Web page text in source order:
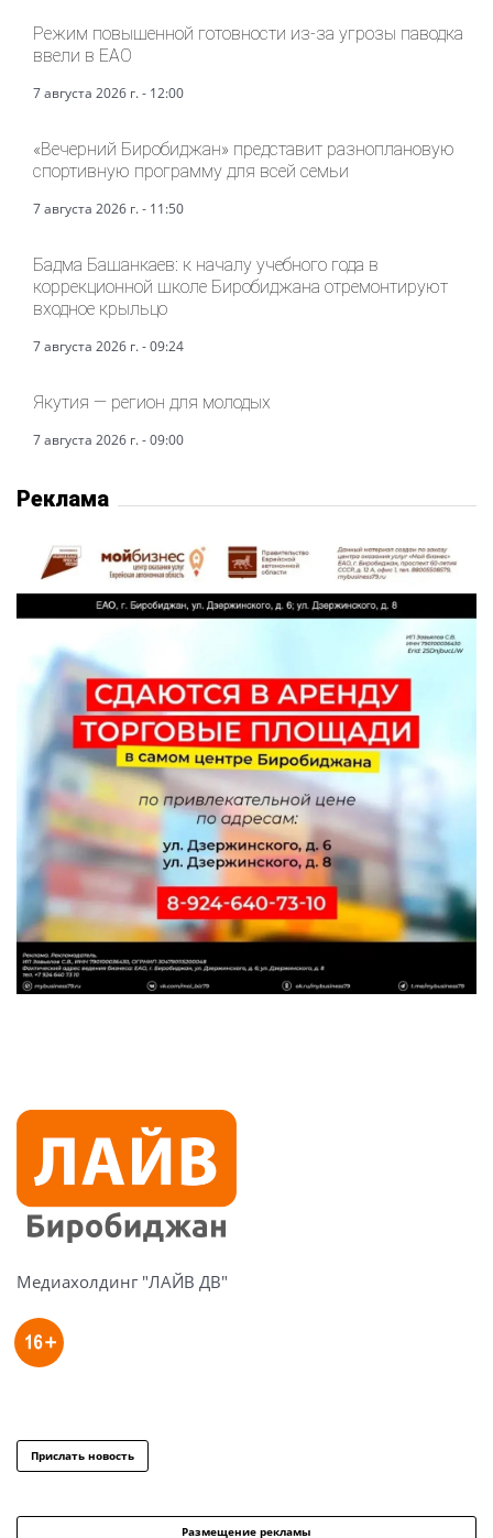
Режим повышенной готовности из-за угрозы паводка
ввели в ЕАО
7 августа 2026 г. - 12:00
«Вечерний Биробиджан» представит разноплановую
спортивную программу для всей семьи
7 августа 2026 г. - 11:50
Бадма Башанкаев: к началу учебного года в
коррекционной школе Биробиджана отремонтируют
входное крыльцо
7 августа 2026 г. - 09:24
Якутия — регион для молодых
7 августа 2026 г. - 09:00
Реклама
Медиахолдинг "ЛАЙВ ДВ"
Прислать новость
Размещение рекламы